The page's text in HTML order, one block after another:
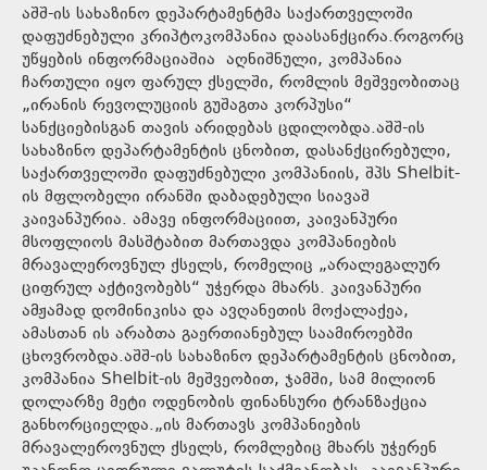
აშშ-ის სახაზინო დეპარტამენტმა საქართველოში
დაფუძნებული კრიპტოკომპანია დაასანქცირა.როგორც
უწყების ინფორმაციაშია აღნიშნული, კომპანია
ჩართული იყო ფარულ ქსელში, რომლის მეშვეობითაც
„ირანის რევოლუციის გუშაგთა კორპუსი“
სანქციებისგან თავის არიდებას ცდილობდა.აშშ-ის
სახაზინო დეპარტამენტის ცნობით, დასანქცირებული,
საქართველოში დაფუძნებული კომპანიის, შპს Shelbit-
ის მფლობელი ირანში დაბადებული სიავაშ
კაივანპურია. ამავე ინფორმაციით, კაივანპური
მსოფლიოს მასშტაბით მართავდა კომპანიების
მრავალეროვნულ ქსელს, რომელიც „არალეგალურ
ციფრულ აქტივობებს“ უჭერდა მხარს. კაივანპური
ამჟამად დომინიკისა და ავღანეთის მოქალაქეა,
ამასთან ის არაბთა გაერთიანებულ საამიროებში
ცხოვრობდა.აშშ-ის სახაზინო დეპარტამენტის ცნობით,
კომპანია Shelbit-ის მეშვეობით, ჯამში, სამ მილიონ
დოლარზე მეტი ოდენობის ფინანსური ტრანზაქცია
განხორციელდა.„ის მართავს კომპანიების
მრავალეროვნულ ქსელს, რომლებიც მხარს უჭერენ